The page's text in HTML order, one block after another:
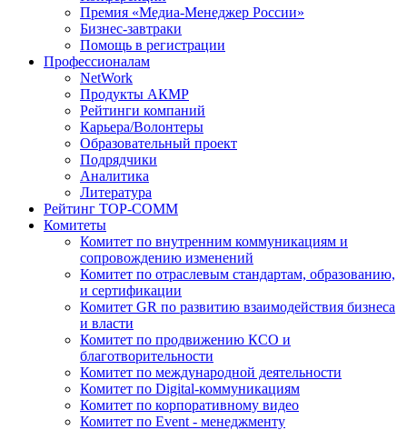
Премия «Медиа-Менеджер России»
Бизнес-завтраки
Помощь в регистрации
Профессионалам
NetWork
Продукты АКМР
Рейтинги компаний
Карьера/Волонтеры
Образовательный проект
Подрядчики
Аналитика
Литература
Рейтинг TOP-COMM
Комитеты
Комитет по внутренним коммуникациям и
сопровождению изменений
Комитет по отраслевым стандартам, образованию,
и сертификации
Комитет GR по развитию взаимодействия бизнеса
и власти
Комитет по продвижению КСО и
благотворительности
Комитет по международной деятельности
Комитет по Digital-коммуникациям
Комитет по корпоративному видео
Комитет по Event - менеджменту